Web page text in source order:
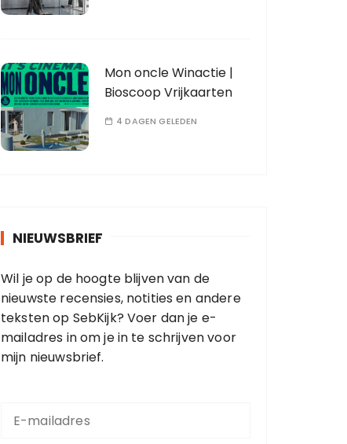
Mon oncle Winactie |
Bioscoop Vrijkaarten
4 DAGEN GELEDEN
NIEUWSBRIEF
Wil je op de hoogte blijven van de
nieuwste recensies, notities en andere
teksten op SebKijk? Voer dan je e-
mailadres in om je in te schrijven voor
mijn nieuwsbrief.